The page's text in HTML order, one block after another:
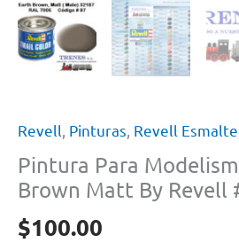
Revell Pinturas Revell Esmalte
Pintura Para
Brown Matt By Revell
$100.00